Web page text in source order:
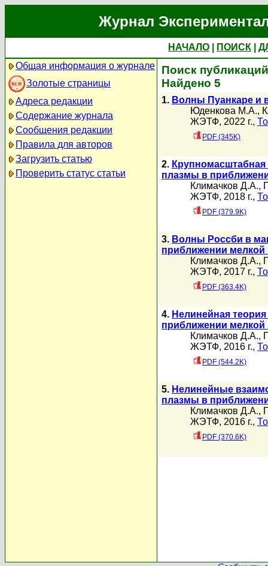
Журнал
НАЧАЛО ПОИСК
Общая информация о журнале
Золотые страницы
Адреса редакции
Содержание журнала
Сообщения редакции
Правила для авторов
Загрузить статью
Проверить статус статьи
Поиск
Найдено 5
1. Волны Пуанкаре и
Юденкова М.А.,
ЖЭТФ, 2022 г.,
PDF (345K)
2.
плазмы в
Климачков Д.А.,
ЖЭТФ, 2018 г.,
PDF (379.9K)
3. Волны Россби в
приближении
Климачков Д.А.,
ЖЭТФ, 2017 г.,
PDF (363.4K)
4. Нелинейная
приближении
Климачков Д.А.,
ЖЭТФ, 2016 г.,
PDF (544.2K)
5. Нелинейные
плазмы в
Климачков Д.А.,
ЖЭТФ, 2016 г.,
PDF (370.6K)